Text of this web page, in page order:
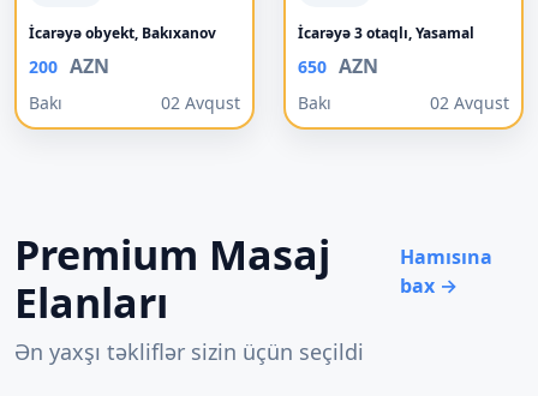
İcarəyə obyekt, Bakıxanov
200 AZN
Bakı 02 Avqust
İcarəyə 3 otaqlı, Yasamal
650 AZN
Bakı 02 Avqust
Premium Masaj
Elanları
Ən yaxşı təkliflər sizin üçün seçildi
Hamısına
bax →